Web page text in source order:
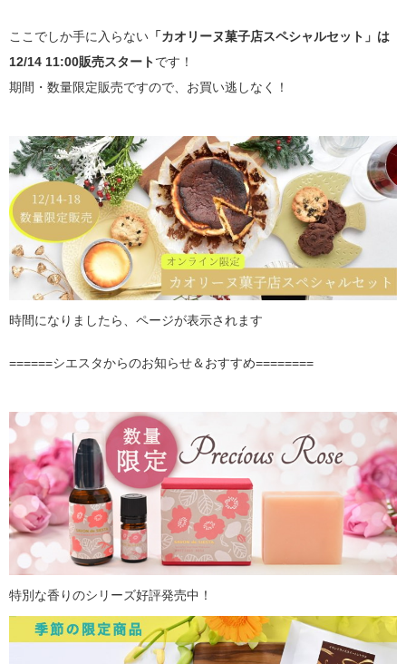
ここでしか手に入らない 「カオリーヌ菓子店スペシャルセット」は
12/14 11:00販売スタートです！
期間・数量限定販売ですので、お買い逃しなく！
時間になりましたら、ページが表示されます
======シエスタからのお知らせ＆おすすめ========
特別な香りのシリーズ好評発売中！